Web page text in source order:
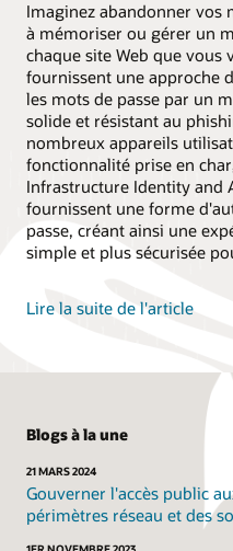
Imaginez abandonner vos
à mémoriser ou gérer un
chaque site Web que vous
fournissent une approche
les mots de passe par un
solide et résistant au
nombreux appareils
fonctionnalité prise en
Infrastructure Identity and
fournissent une forme
passe, créant ainsi une
simple et plus sécurisée
Lire la suite de l'article
Blogs à la une
21 MARS 2024
Gouverner l'accès public
périmètres réseau et des